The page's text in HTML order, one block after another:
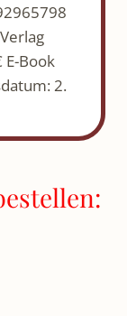
E-Book
2.